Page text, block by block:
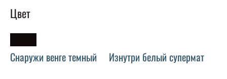
Цвет
Снаружи венге темный Изнутри белый супермат